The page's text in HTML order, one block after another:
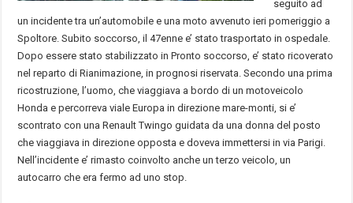
seguito ad
un incidente tra un’automobile e una moto avvenuto ieri pomeriggio a
Spoltore. Subito soccorso, il 47enne e’ stato trasportato in ospedale.
Dopo essere stato stabilizzato in Pronto soccorso, e’ stato ricoverato
nel reparto di Rianimazione, in prognosi riservata. Secondo una prima
ricostruzione, l’uomo, che viaggiava a bordo di un motoveicolo
Honda e percorreva viale Europa in direzione mare-monti, si e’
scontrato con una Renault Twingo guidata da una donna del posto
che viaggiava in direzione opposta e doveva immettersi in via Parigi.
Nell’incidente e’ rimasto coinvolto anche un terzo veicolo, un
autocarro che era fermo ad uno stop.